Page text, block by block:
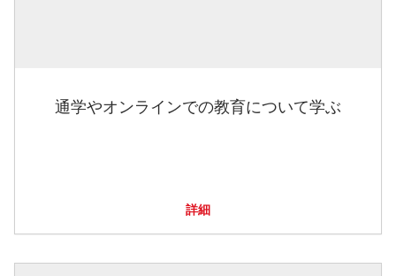
通学やオンラインでの教育について学ぶ
詳細